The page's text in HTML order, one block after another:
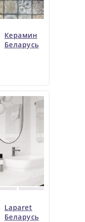
Керамин
Беларусь
Laparet
Беларусь